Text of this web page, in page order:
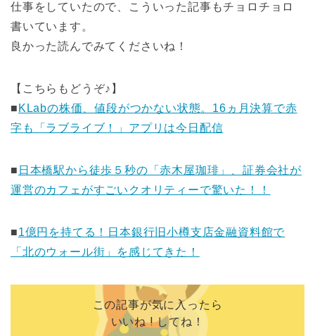
仕事をしていたので、こういった記事もチョロチョロ
書いています。
良かった読んでみてくださいね！
【こちらもどうぞ♪】
■ KLabの株価、値段がつかない状態。16ヵ月決算で赤
字も「ラブライブ！」アプリは今日配信
■ 日本橋駅から徒歩５秒の「赤木屋珈琲」、証券会社が
運営のカフェがすごいクオリティーで驚いた！！
■1億円を持てる！日本銀行旧小樽支店金融資料館で
「北のウォール街」を感じてきた！
この記事が気に入ったら
いいね ! してね！